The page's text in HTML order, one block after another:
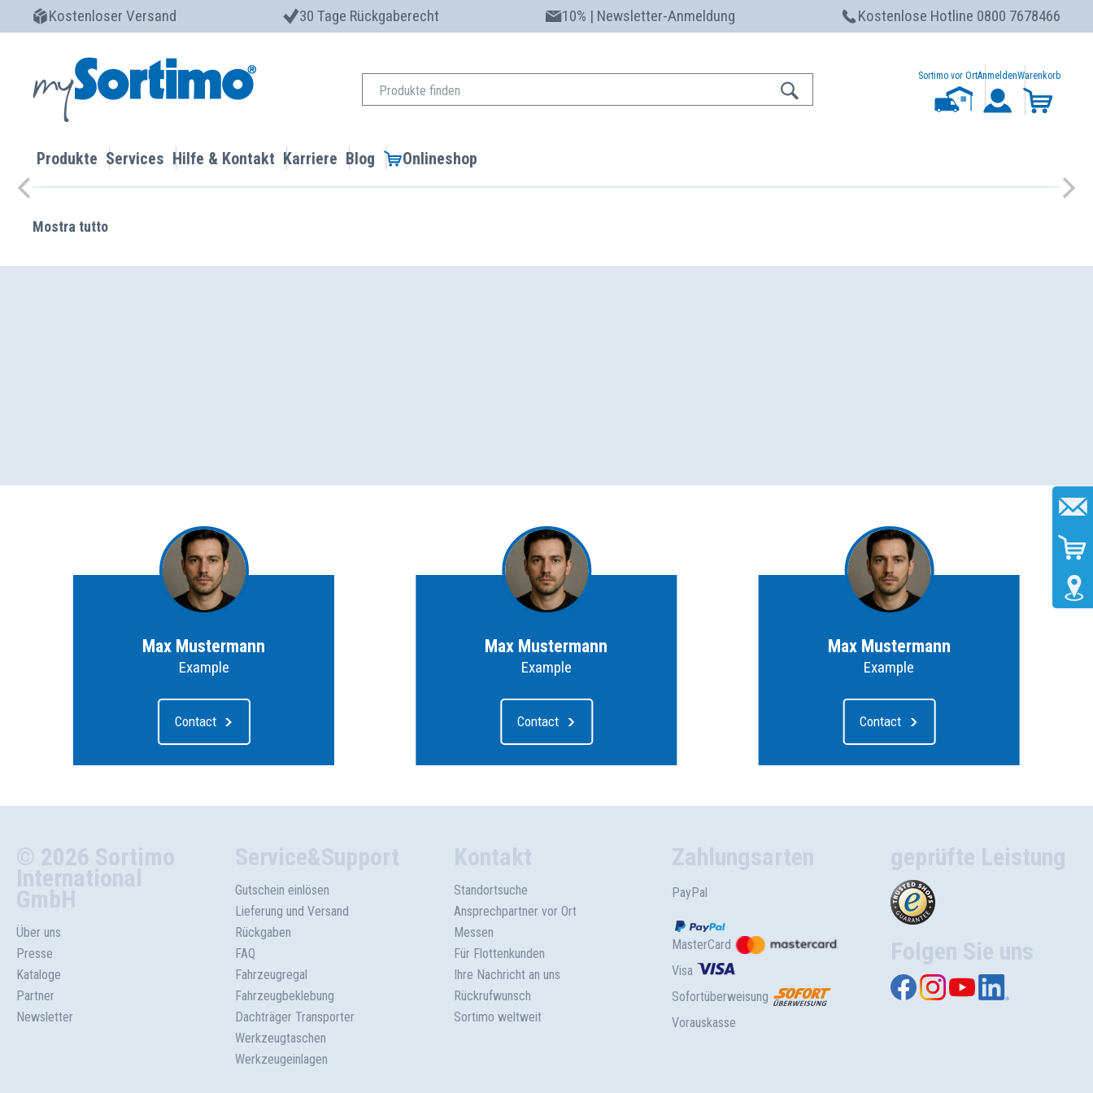
Kostenloser Versand 30 Tage Rückgaberecht 10% | Newsletter-Anmeldung Kostenlose Hotline 0800 7678466
Sortimo vor OrtAnmeldenWarenkorb
Produkte Services Hilfe & Kontakt Karriere Blog Onlineshop
Mostra tutto
Max Mustermann
Example
Contact
Max Mustermann
Example
Contact
Max Mustermann
Example
Contact
© 2026 Sortimo
International
GmbH
Über uns
Presse
Kataloge
Partner
Newsletter
Service&Support
Gutschein einlösen
Lieferung und Versand
Rückgaben
FAQ
Fahrzeugregal
Fahrzeugbeklebung
Dachträger Transporter
Werkzeugtaschen
Werkzeugeinlagen
Kontakt
Standortsuche
Ansprechpartner vor Ort
Messen
Für Flottenkunden
Ihre Nachricht an uns
Rückrufwunsch
Sortimo weltweit
Zahlungsarten
PayPal
MasterCard
Visa
Sofortüberweisung
Vorauskasse
geprüfte Leistung
Folgen Sie uns